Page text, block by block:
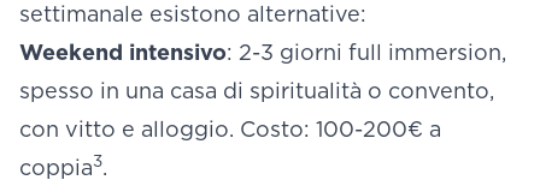
settimanale esistono alternative:
Weekend intensivo: 2-3 giorni full immersion,
spesso in una casa di spiritualità o convento,
con vitto e alloggio. Costo: 100-200€ a
coppia3.